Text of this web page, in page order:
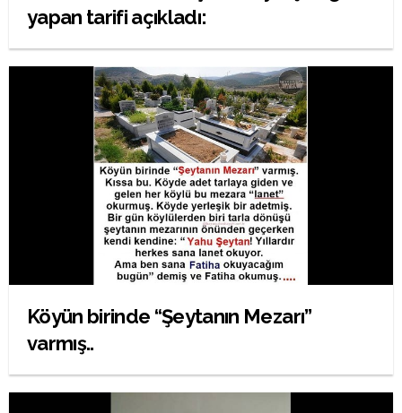
yapan tarifi açıkladı:
Köyün birinde “Şeytanın Mezarı”
varmış..